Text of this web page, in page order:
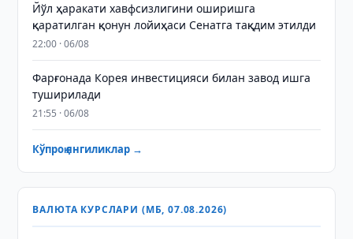
Йўл ҳаракати хавфсизлигини оширишга
қаратилган қонун лойиҳаси Сенатга тақдим этилди
22:00 · 06/08
Фарғонада Корея инвестицияси билан завод ишга
туширилади
21:55 · 06/08
Кўпроқ янгиликлар →
ВАЛЮТА КУРСЛАРИ (МБ, 07.08.2026)